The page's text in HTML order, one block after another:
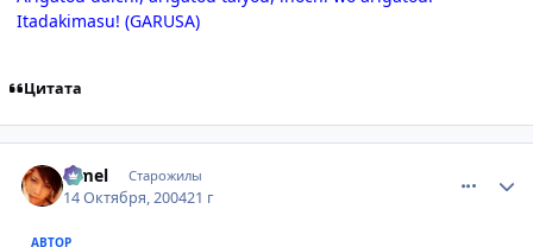
Itadakimasu! (GARUSA)
Цитата
Limel Старожилы
14 Октября, 200421 г
АВТОР